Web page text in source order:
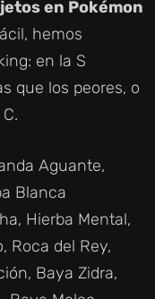
en Pokémon
hemos
en la S
que los peores, o
Aguante,
Blanca
Hierba Mental,
Roca del Rey,
Baya Zidra,